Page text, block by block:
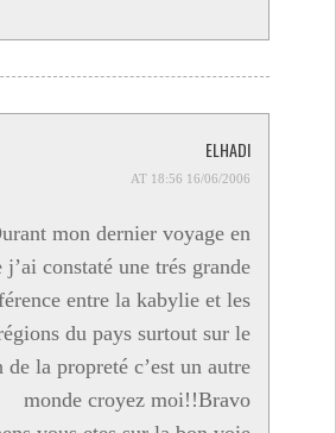
ELHADI
16/06/2006 AT 18:56
mon dernier voyage en
constaté une trés grande
entre la kabylie et les
du pays surtout sur le
de la propreté c’est un autre
monde croyez moi!!Bravo